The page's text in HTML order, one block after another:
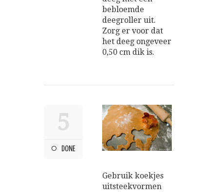
bebloemde
deegroller uit.
Zorg er voor dat
het deeg ongeveer
0,50 cm dik is.
5
DONE
Gebruik koekjes
uitsteekvormen